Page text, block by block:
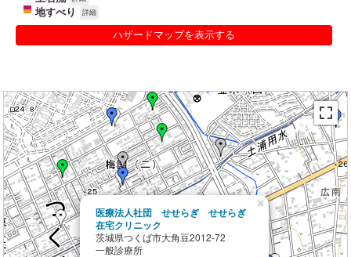
地すべり 詳細
ハザードマップを表示する
医療法人社団 せせらぎ せせらぎ
在宅クリニック
茨城県つくば市大角豆2012-72
一般診療所
×